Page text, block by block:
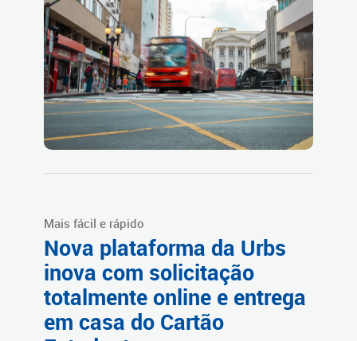
Mais fácil e rápido
Nova plataforma da Urbs
inova com solicitação
totalmente online e entrega
em casa do Cartão